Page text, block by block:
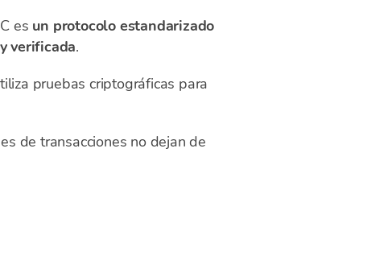
es un protocolo estandarizado
verificada.
pruebas criptográficas para
de transacciones no dejan de